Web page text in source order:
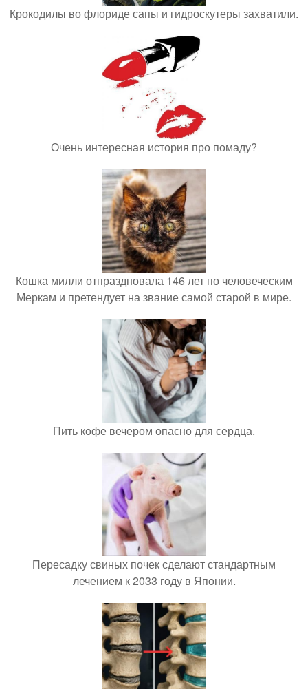
Крокодилы во флориде сапы и гидроскутеры захватили.
Очень интересная история про помаду?
Кошка милли отпраздновала 146 лет по человеческим
Меркам и претендует на звание самой старой в мире.
Пить кофе вечером опасно для сердца.
Пересадку свиных почек сделают стандартным
лечением к 2033 году в Японии.